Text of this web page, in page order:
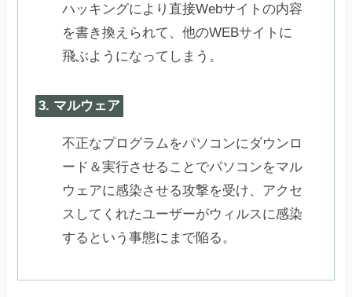
ハッキングにより直接Webサイトの内容
を書き換えられて、他のWEBサイトに
飛ぶようになってしまう。
3. マルウェア
不正なプログラムをパソコンにダウンロ
ード＆実行させることでパソコンをマル
ウェアに感染させる攻撃を受け、アクセ
スしてくれたユーザーがウィルスに感染
するという事態にまで陥る。